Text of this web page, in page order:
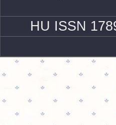
HU ISSN